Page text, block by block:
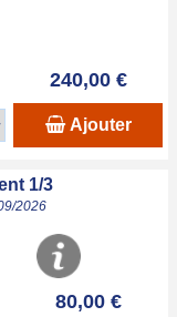
240,00 €
Ajouter
1/3
2026
80,00 €